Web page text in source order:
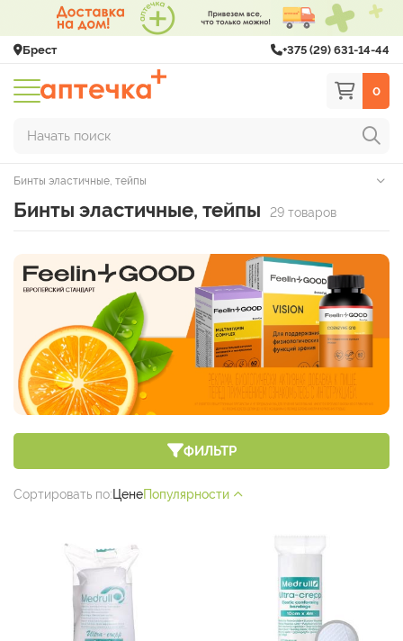
Брест +375 (29) 631-14-44
0
Начать поиск
Бинты эластичные, тейпы
Бинты эластичные, тейпы 29 товаров
ФИЛЬТР
Сортировать по: ЦенеПопулярности